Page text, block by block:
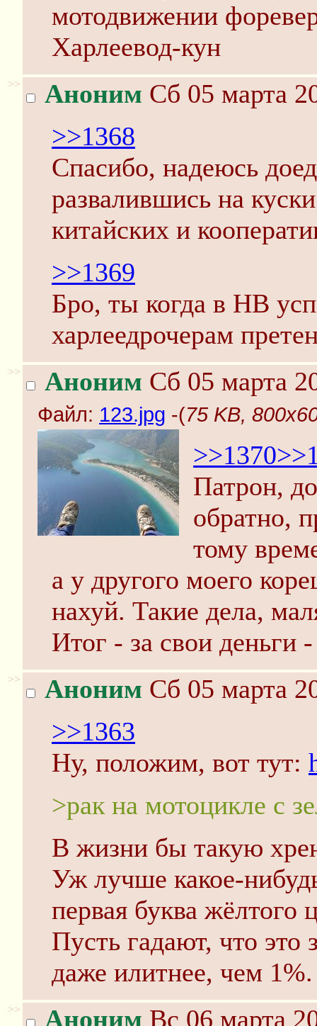
мотодвижении
Харлеевод-кун
>> Аноним Сб 05 марта
>>1368
Спасибо, надеюсь
развалившись на
китайских и
>>1369
Бро, ты когда в НВ
харлеедрочерам
>> Аноним Сб 05 марта
Файл: 123.jpg -(75 KB,
>>1370
Патрон,
обратно,
тому
а у другого моего
нахуй. Такие дела,
Итог - за свои деньги
>> Аноним Сб 05 марта
>>1363
Ну, положим, вот тут:
>рак на мотоцикле с
В жизни бы такую
Уж лучше какое-
первая буква жёлтого
Пусть гадают, что
даже илитнее, чем 1%.
>> Аноним Вс 06 марта